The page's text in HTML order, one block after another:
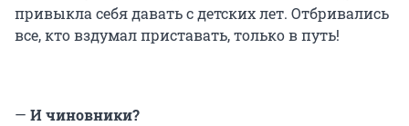
привыкла себя давать с детских лет. Отбривались
все, кто вздумал приставать, только в путь!
— И чиновники?